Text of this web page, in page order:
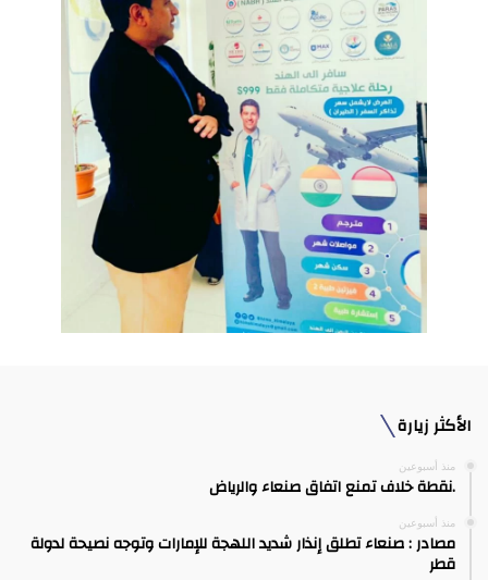
الأكثر زيارة
منذ أسبوعين
.نقطة خلاف تمنع اتفاق صنعاء والرياض
منذ أسبوعين
مصادر : صنعاء تطلق إنذار شديد اللهجة للإمارات وتوجه نصيحة لدولة
قطر